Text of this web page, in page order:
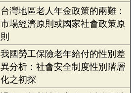
台灣地區老人年金政策的兩難：
市場經濟原則或國家社會政策原
則
我國勞工保險老年給付的性別差
異分析：社會安全制度性別階層
化之初探